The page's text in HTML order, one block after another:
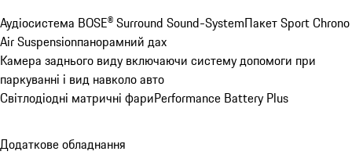
Аудіосистема BOSE® Surround Sound-SystemПакет Sport Chrono
Air Suspensionпанорамний дах
Камера заднього виду включаючи систему допомоги при
паркуванні і вид навколо авто
Світлодіодні матричні фариPerformance Battery Plus
Додаткове обладнання